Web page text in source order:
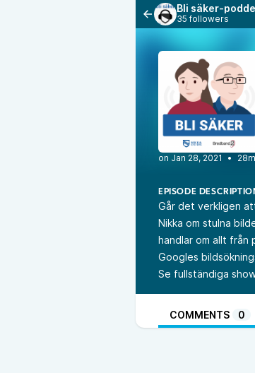
Bli säker-
35 followers
•
EPISODE
Går det verkligen
Nikka om stulna
handlar om allt
Googles
Se fullständiga
COMMENTS 0